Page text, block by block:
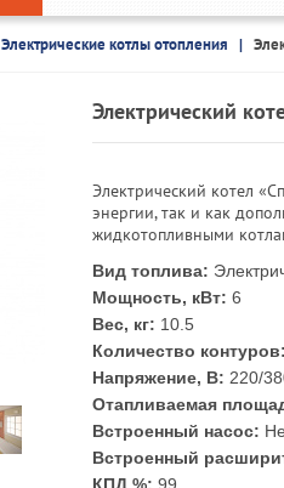
Электрические котлы отопления
Электрический
Электрический котел
энергии, так и как
жидкотопливными
Вид топлива:
Мощность, кВт: 6
Вес, кг: 10.5
Количество контуров:
Напряжение, В: 220/
Отапливаемая
Встроенный насос:
Встроенный